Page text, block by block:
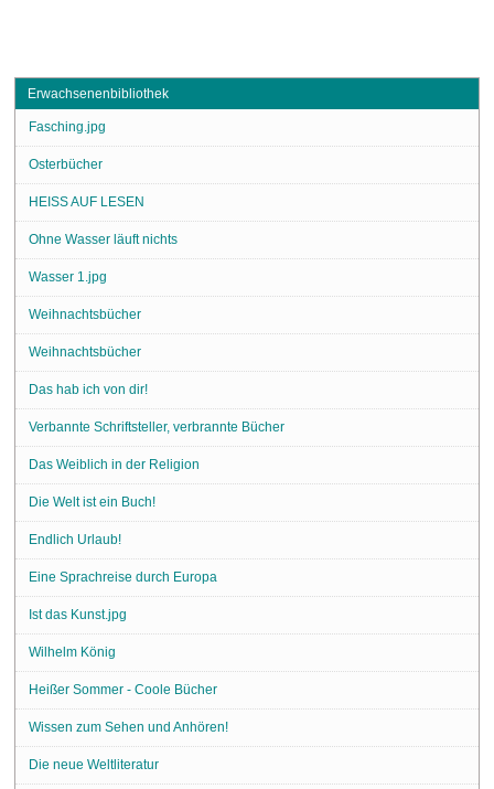
Erwachsenenbibliothek
Fasching.jpg
Osterbücher
HEISS AUF LESEN
Ohne Wasser läuft nichts
Wasser 1.jpg
Weihnachtsbücher
Weihnachtsbücher
Das hab ich von dir!
Verbannte Schriftsteller, verbrannte Bücher
Das Weiblich in der Religion
Die Welt ist ein Buch!
Endlich Urlaub!
Eine Sprachreise durch Europa
Ist das Kunst.jpg
Wilhelm König
Heißer Sommer - Coole Bücher
Wissen zum Sehen und Anhören!
Die neue Weltliteratur